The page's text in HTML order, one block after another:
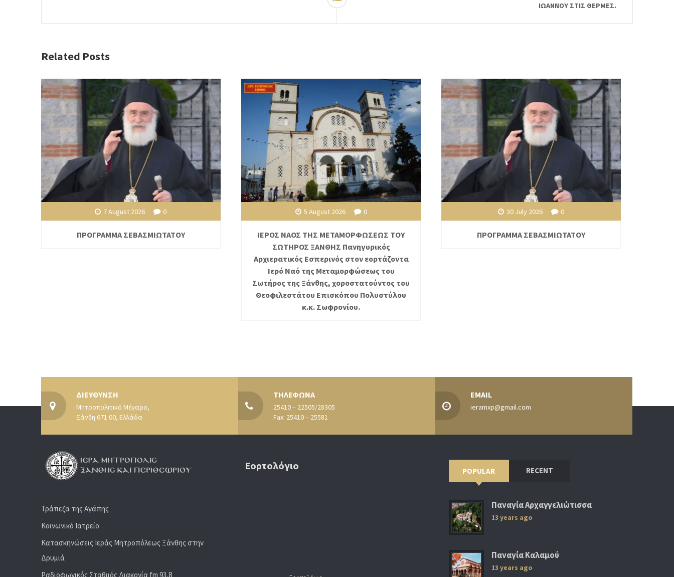
ΙΩΑΝΝΟΥ ΣΤΙΣ ΘΕΡΜΕΣ.
Related Posts
7 August 2026 0
ΠΡΟΓΡΑΜΜΑ ΣΕΒΑΣΜΙΩΤΑΤΟΥ
5 August 2026 0
ΙΕΡΟΣ ΝΑΟΣ ΤΗΣ ΜΕΤΑΜΟΡΦΩΣΕΩΣ ΤΟΥ
ΣΩΤΗΡΟΣ ΞΑΝΘΗΣ Πανηγυρικός
Αρχιερατικός Εσπερινός στον εορτάζοντα
Ιερό Ναό της Μεταμορφώσεως του
Σωτήρος της Ξάνθης, χοροστατούντος του
Θεοφιλεστάτου Επισκόπου Πολυστύλου
κ.κ. Σωφρονίου.
30 July 2026 0
ΠΡΟΓΡΑΜΜΑ ΣΕΒΑΣΜΙΩΤΑΤΟΥ
ΔΙΕΥΘΥΝΣΗ
Μητροπολιτικό Μέγαρο,
Ξάνθη 671 00, Ελλάδα
ΤΗΛΕΦΩΝΑ
25410 – 22505/28305
Fax: 25410 – 25581
EMAIL
ieramxp@gmail.com
Τράπεζα της Αγάπης
Κοινωνικό Ιατρείο
Κατασκηνώσεις Ιεράς Μητροπόλεως Ξάνθης στην
Δρυμιά
Ραδιoφωνικός Σταθμός Διακονία fm 93,8
Εορτολόγιο POPULAR RECENT
Παναγία Αρχαγγελιώτισσα
13 years ago
Παναγία Καλαμού
13 years ago